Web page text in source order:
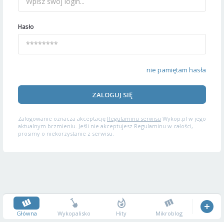
Hasło
nie pamiętam hasła
ZALOGUJ SIĘ
Zalogowanie oznacza akceptację Regulaminu serwisu Wykop.pl w jego
aktualnym brzmieniu. Jeśli nie akceptujesz Regulaminu w całości,
prosimy o niekorzystanie z serwisu.
Główna Wykopalisko Hity Mikroblog